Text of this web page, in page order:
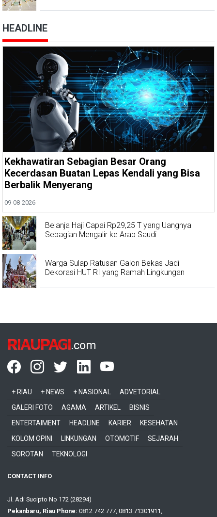
HEADLINE
Kekhawatiran Sebagian Besar Orang
Kecerdasan Buatan Lepas Kendali yang Bisa
Berbalik Menyerang
09-08-2026
Belanja Haji Capai Rp29,25 T yang Uangnya
Sebagian Mengalir ke Arab Saudi
Warga Sulap Ratusan Galon Bekas Jadi
Dekorasi HUT RI yang Ramah Lingkungan
RIAUPAGI.com
+ RIAU + NEWS + NASIONAL
ADVETORIAL
GALERI FOTO
AGAMA ARTIKEL
BISNIS
ENTERTAIMENT
HEADLINE KARIER
KESEHATAN
KOLOM OPINI
LINKUNGAN OTOMOTIF
SEJARAH
SOROTAN
TEKNOLOGI
CONTACT INFO
Jl. Adi Sucipto No 172 (28294)
Pekanbaru, Riau Phone: 0812 742 777, 0813 71301911,